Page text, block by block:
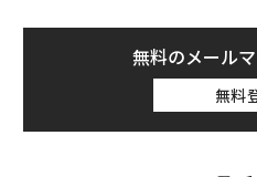
女の父のゾン・チンホウは
で中国一の富豪となり、
000億円）の資産で再びトッ
その娘のゾン・フーリーは
無料のメール
無料